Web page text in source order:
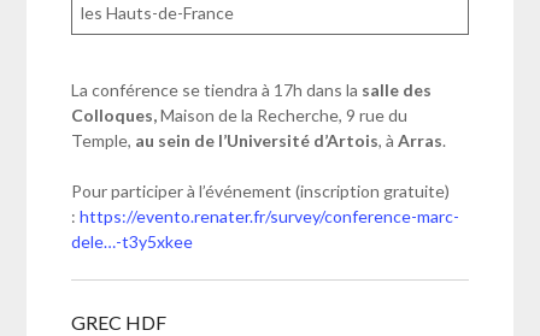
les Hauts-de-France
La conférence se tiendra à 17h dans la salle des
Colloques,Maison de la Recherche, 9 rue du
Temple, au sein de l’Université d’Artois, à Arras.
Pour participer à l’événement (inscription gratuite)
: https://evento.renater.fr/survey/conference-marc-
dele…-t3y5xkee
GREC HDF